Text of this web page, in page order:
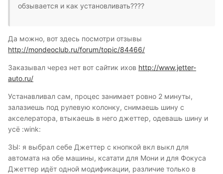
обзывается и как установливать????
Да можно, вот здесь посмотри отзывы
http://mondeoclub.ru/forum/topic/84466/
Заказывал через нет вот сайтик ихов http://www.jetter-
auto.ru/
Устанавливал сам, процес занимает ровно 2 минуты,
залазиешь под рулевую колонку, снимаешь шину с
акселератора, втыкаешь в него джеттер, одевашь шину и
усё :wink:
ЗЫ: я выбрал себе Джеттер с кнопкой вкл выкл для
автомата на обе машины, ксатати для Мони и для Фокуса
Джеттер идёт одной модификации, различие только в